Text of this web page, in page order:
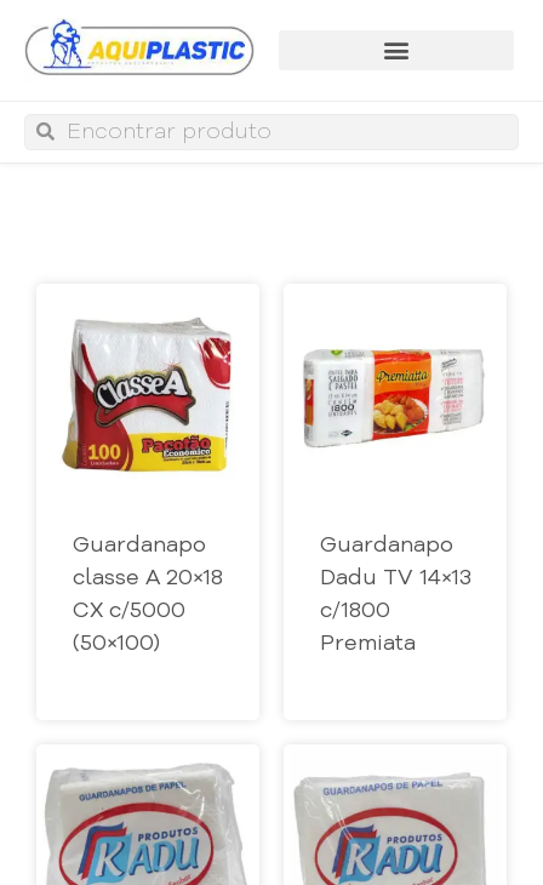
Guardanapo
classe A 20×18
CX c/5000
(50×100)
Guardanapo
Dadu TV 14×13
c/1800
Premiata